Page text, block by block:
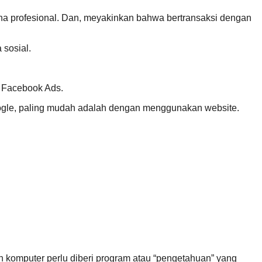
profesional. Dan, meyakinkan bahwa bertransaksi dengan
sosial.
Ads.
paling mudah adalah dengan menggunakan website.
perlu diberi program atau “pengetahuan” yang